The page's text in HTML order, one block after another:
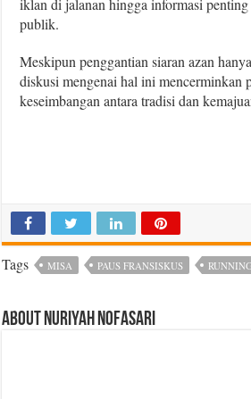
iklan di jalanan hingga informasi
publik.
Meskipun penggantian siaran azan
diskusi mengenai hal ini mencerminkan
keseimbangan antara tradisi dan
Tags MISA PAUS FRANSISKUS
About Nuriyah Nofasari